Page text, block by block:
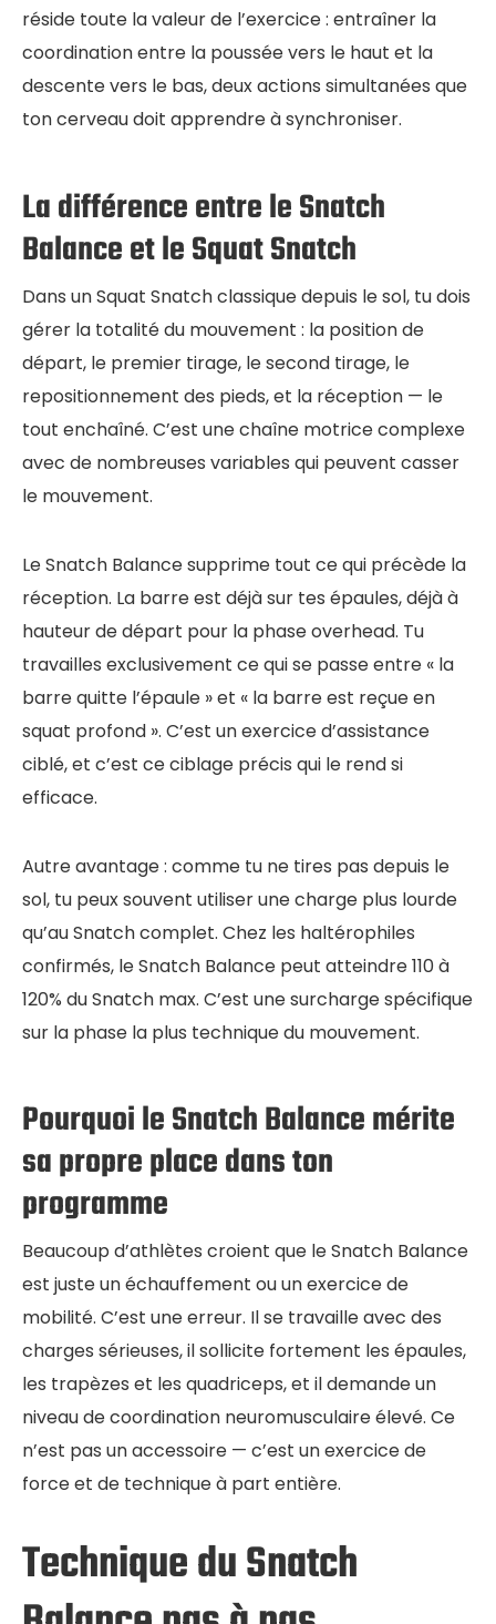
réside toute la valeur de l’exercice : entraîner la
coordination entre la poussée vers le haut et la
descente vers le bas, deux actions simultanées que
ton cerveau doit apprendre à synchroniser.
La différence entre le Snatch
Balance et le Squat Snatch
Dans un Squat Snatch classique depuis le sol, tu dois
gérer la totalité du mouvement : la position de
départ, le premier tirage, le second tirage, le
repositionnement des pieds, et la réception — le
tout enchaîné. C’est une chaîne motrice complexe
avec de nombreuses variables qui peuvent casser
le mouvement.
Le Snatch Balance supprime tout ce qui précède la
réception. La barre est déjà sur tes épaules, déjà à
hauteur de départ pour la phase overhead. Tu
travailles exclusivement ce qui se passe entre « la
barre quitte l’épaule » et « la barre est reçue en
squat profond ». C’est un exercice d’assistance
ciblé, et c’est ce ciblage précis qui le rend si
efficace.
Autre avantage : comme tu ne tires pas depuis le
sol, tu peux souvent utiliser une charge plus lourde
qu’au Snatch complet. Chez les haltérophiles
confirmés, le Snatch Balance peut atteindre 110 à
120% du Snatch max. C’est une surcharge spécifique
sur la phase la plus technique du mouvement.
Pourquoi le Snatch Balance mérite
sa propre place dans ton
programme
Beaucoup d’athlètes croient que le Snatch Balance
est juste un échauffement ou un exercice de
mobilité. C’est une erreur. Il se travaille avec des
charges sérieuses, il sollicite fortement les épaules,
les trapèzes et les quadriceps, et il demande un
niveau de coordination neuromusculaire élevé. Ce
n’est pas un accessoire — c’est un exercice de
force et de technique à part entière.
Technique du Snatch